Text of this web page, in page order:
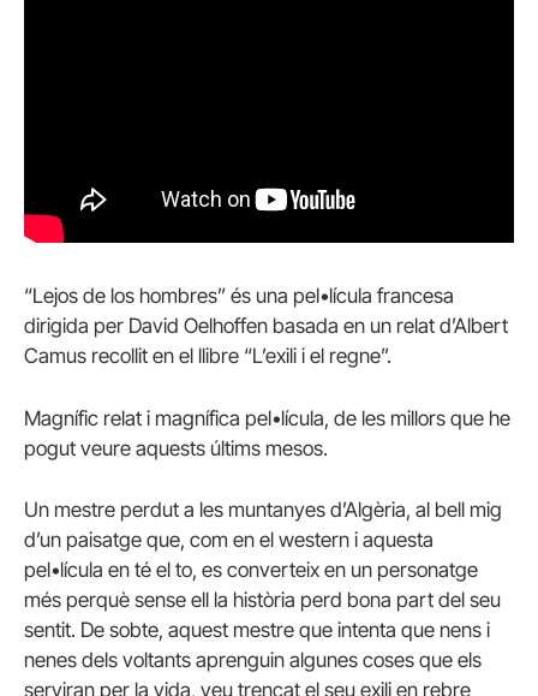
“Lejos de los hombres” és una pel•lícula francesa
dirigida per David Oelhoffen basada en un relat d’Albert
Camus recollit en el llibre “L’exili i el regne”.
Magnífic relat i magnífica pel•lícula, de les millors que he
pogut veure aquests últims mesos.
Un mestre perdut a les muntanyes d’Algèria, al bell mig
d’un paisatge que, com en el western i aquesta
pel•lícula en té el to, es converteix en un personatge
més perquè sense ell la història perd bona part del seu
sentit. De sobte, aquest mestre que intenta que nens i
nenes dels voltants aprenguin algunes coses que els
serviran per la vida, veu trencat el seu exili en rebre